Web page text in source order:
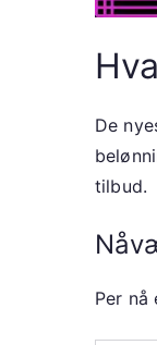
De
tilbud.
Per